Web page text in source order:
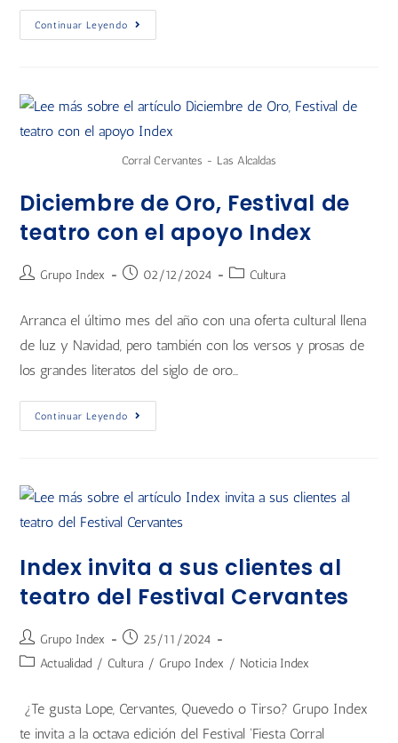
Continuar Leyendo
Corral Cervantes - Las Alcaldas
Diciembre de Oro, Festival de
teatro con el apoyo Index
Grupo Index 02/12/2024 Cultura
Arranca el último mes del año con una oferta cultural llena
de luz y Navidad, pero también con los versos y prosas de
los grandes literatos del siglo de oro…
Continuar Leyendo
Index invita a sus clientes al
teatro del Festival Cervantes
Grupo Index
25/11/2024
Actualidad / Cultura / Grupo Index / Noticia Index
¿Te gusta Lope, Cervantes, Quevedo o Tirso? Grupo Index
te invita a la octava edición del Festival 'Fiesta Corral